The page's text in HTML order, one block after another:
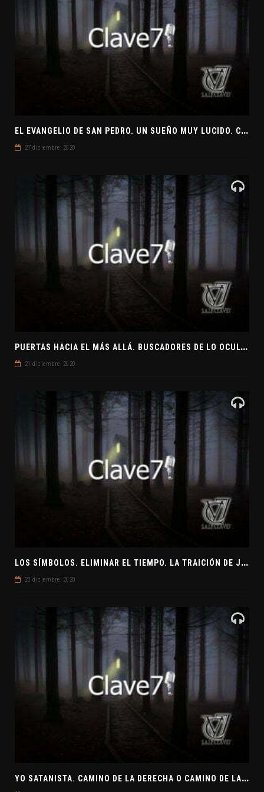
E
L EVANGELIO DE SAN PEDRO. UN SUEÑO MUY LUCIDO. CLAVE7 NEWS ¿PREPARADOS PARA UNA VISITA EXTRATERRESTRE?
27 diciembre, 2020
P
UERTAS HACIA EL MÁS ALLÁ. BUSCADORES DE LO OCULTO. EL PENSAMIENTO ABSTRACTO. EVANGELIOS APÓCRIFOS
21 diciembre, 2020
L
OS SÍMBOLOS. ELIMINAR EL TIEMPO. LA TRAICIÓN DE JUDAS
20 diciembre, 2020
Y
O SATANISTA. CAMINO DE LA DERECHA O CAMINO DE LA IZQUIERDA. CLAVE7 NEWS